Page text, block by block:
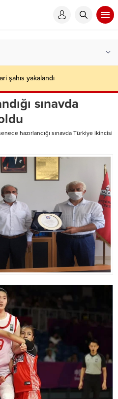
şahıs yakalandı
sınavda
hazırlandığı sınavda Türkiye ikincisi